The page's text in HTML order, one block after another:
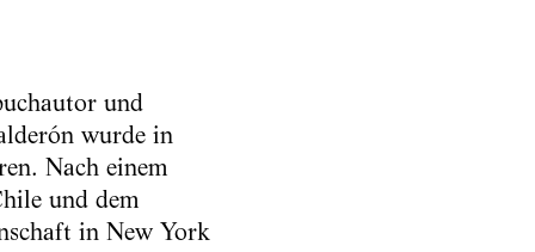
und
wurde in
Nach einem
und dem
in New York